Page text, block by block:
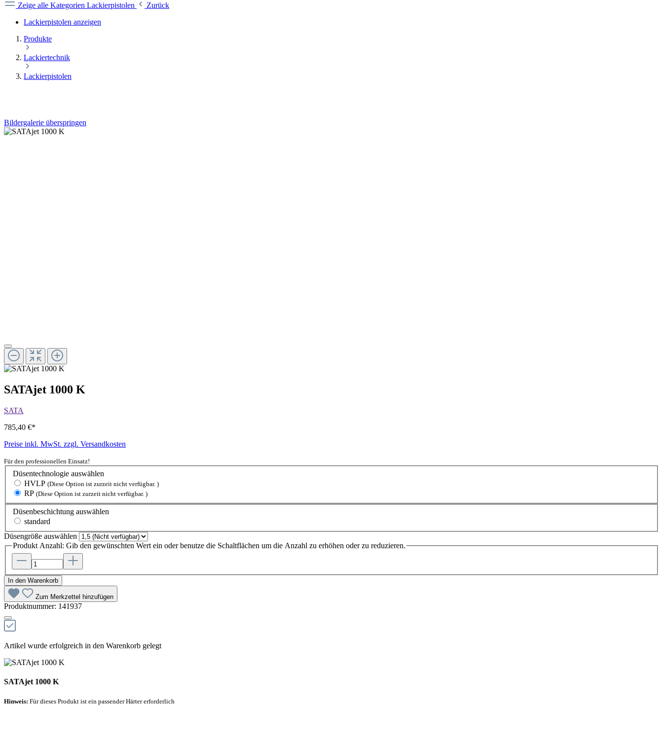
Zeige alle Kategorien Lackierpistolen
Zurück
Lackierpistolen anzeigen
Produkte
Lackiertechnik
Lackierpistolen
Bildergalerie überspringen
SATAjet 1000 K
SATA
785,40 €*
Preise inkl. MwSt. zzgl. Versandkosten
Für den professionellen Einsatz!
Düsentechnologie auswählen
HVLP
(Diese Option ist zurzeit nicht verfügbar. )
RP (Diese Option ist zurzeit nicht verfügbar. )
Düsenbeschichtung auswählen
standard
Düsengröße auswählen
Produkt Anzahl: Gib den gewünschten Wert ein oder benutze die Schaltflächen um die Anzahl zu erhöhen oder zu reduzieren.
In den Warenkorb
Zum Merkzettel hinzufügen
Produktnummer: 141937
Artikel wurde erfolgreich in den Warenkorb gelegt
SATAjet 1000 K
Hinweis: Für dieses Produkt ist ein passender Härter erforderlich